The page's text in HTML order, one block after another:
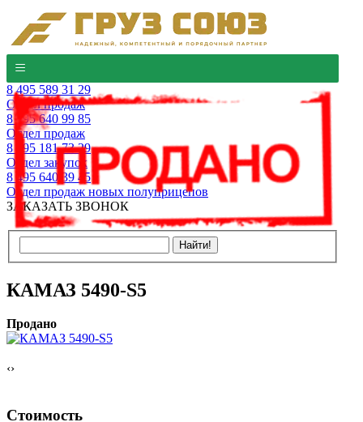
8 495 589 31 29
Отдел продаж
8 495 640 99 85
Отдел продаж
8 495 181 73 29
Отдел закупок
8 495 640 39 45
Отдел продаж новых полуприцепов
ЗАКАЗАТЬ ЗВОНОК
КАМАЗ 5490-S5
Продано
‹›
Стоимость